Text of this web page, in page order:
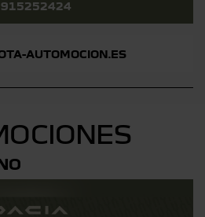
915252424
AUTOMOCION.ES